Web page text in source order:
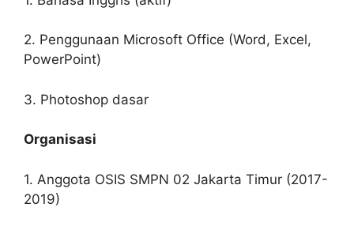
2. Penggunaan Microsoft Office (Word, Excel,
PowerPoint)
3. Photoshop dasar
Organisasi
1. Anggota OSIS SMPN 02 Jakarta Timur (2017-
2019)